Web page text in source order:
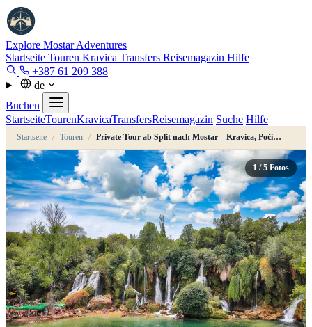
Explore MostarAdventures
Startseite Touren Kravica Transfers Reisemagazin Hilfe
+387 61 209 388
de
Buchen
StartseiteTourenKravicaTransfersReisemagazin Suche Hilfe
Startseite / Touren / Private Tour ab Split nach Mostar – Kravica, Počitelj, Blagaj
1 / 5 Fotos